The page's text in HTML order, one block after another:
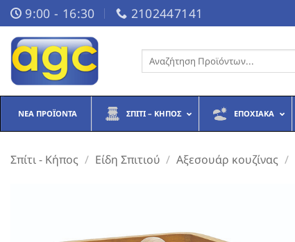
Μετάβαση
στο
περιεχόμενο
9:00 - 16:30 2102447141
Αναζήτηση
ΝΈΑ ΠΡΟΪΌΝΤΑ ΣΠΊΤΙ – ΚΉΠΟΣ ΕΠΟΧΙΑΚΆ
Σπίτι - Κήπος / Είδη Σπιτιού / Αξεσουάρ κουζίνας /